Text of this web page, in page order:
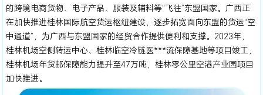
的跨境电商货物、电子产品、服装及辅料等“飞往”东盟国家。广西正
在加快推进桂林国际航空货运枢纽建设，逐步拓宽面向东盟的货运“空
中通道”，为广西与东盟国家的经贸合作提供便利和支撑。2023年，
桂林机场空侧转运中心、桂林临空冷链医***流保障基地等项目竣工，
桂林机场年货邮保障能力提升至47万吨，桂林零公里空港产业园项目
加快推进。